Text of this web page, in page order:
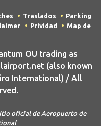
Traslados
Parking
Prividad
Map de
OU trading as
(also known
International) / All
oficial de Aeropuerto de